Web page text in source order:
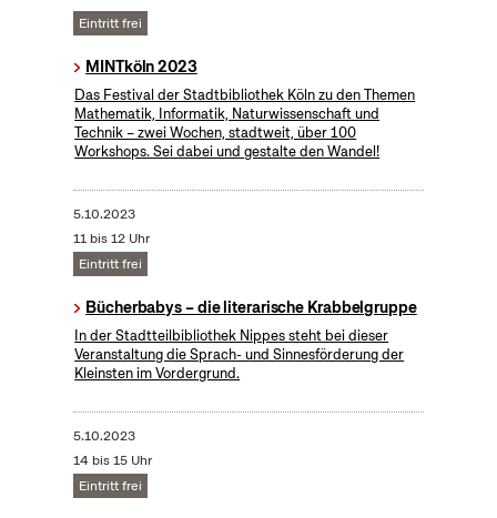
Eintritt frei
MINTköln 2023
Das Festival der Stadtbibliothek Köln zu den Themen
Mathematik, Informatik, Naturwissenschaft und
Technik – zwei Wochen, stadtweit, über 100
Workshops. Sei dabei und gestalte den Wandel!
5.10.2023
11 bis 12 Uhr
Eintritt frei
Bücherbabys – die literarische Krabbelgruppe
In der Stadtteilbibliothek Nippes steht bei dieser
Veranstaltung die Sprach- und Sinnesförderung der
Kleinsten im Vordergrund.
5.10.2023
14 bis 15 Uhr
Eintritt frei